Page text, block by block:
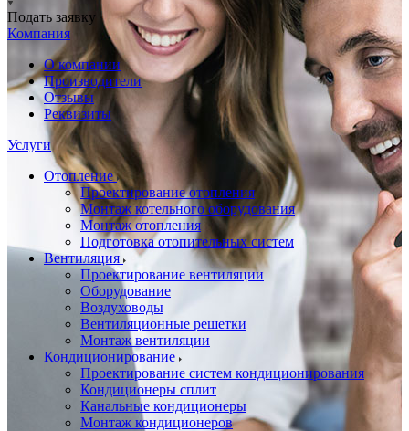
Подать заявку
Компания
О компании
Производители
Отзывы
Реквизиты
Услуги
Отопление
Проектирование отопления
Монтаж котельного оборудования
Монтаж отопления
Подготовка отопительных систем
Вентиляция
Проектирование вентиляции
Оборудование
Воздуховоды
Вентиляционные решетки
Монтаж вентиляции
Кондиционирование
Проектирование систем кондиционирования
Кондиционеры сплит
Канальные кондиционеры
Монтаж кондиционеров